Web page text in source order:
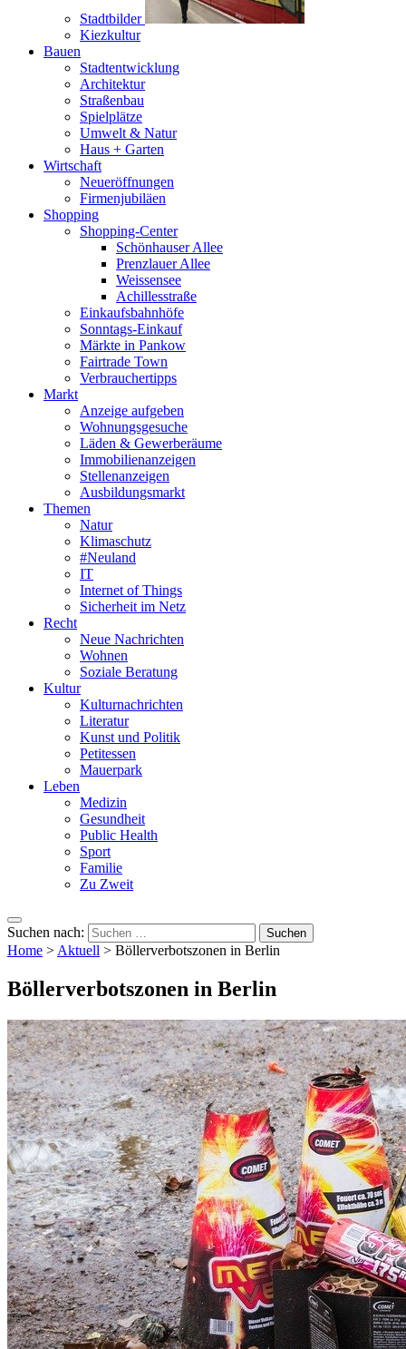
Stadtbilder
Kiezkultur
Bauen
Stadtentwicklung
Architektur
Straßenbau
Spielplätze
Umwelt & Natur
Haus + Garten
Wirtschaft
Neueröffnungen
Firmenjubiläen
Shopping
Shopping-Center
Schönhauser Allee
Prenzlauer Allee
Weissensee
Achillesstraße
Einkaufsbahnhöfe
Sonntags-Einkauf
Märkte in Pankow
Fairtrade Town
Verbrauchertipps
Markt
Anzeige aufgeben
Wohnungsgesuche
Läden & Gewerberäume
Immobilienanzeigen
Stellenanzeigen
Ausbildungsmarkt
Themen
Natur
Klimaschutz
#Neuland
IT
Internet of Things
Sicherheit im Netz
Recht
Neue Nachrichten
Wohnen
Soziale Beratung
Kultur
Kulturnachrichten
Literatur
Kunst und Politik
Petitessen
Mauerpark
Leben
Medizin
Gesundheit
Public Health
Sport
Familie
Zu Zweit
Suchen nach:
Home >Aktuell > Böllerverbotszonen in Berlin
Böllerverbotszonen in Berlin